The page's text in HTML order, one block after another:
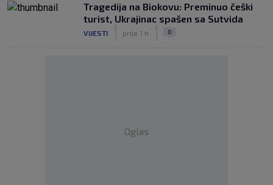
Tragedija na Biokovu: Preminuo češki
turist, Ukrajinac spašen sa Sutvida
VIJESTI prije 1 h 0
Oglas